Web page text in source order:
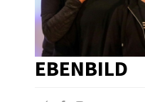
EBENBILD